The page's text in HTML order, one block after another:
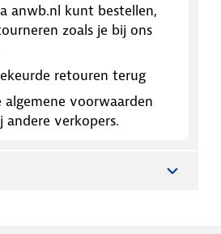
anwb.nl kunt bestellen,
zoals je bij ons
retouren terug
algemene voorwaarden
andere verkopers.